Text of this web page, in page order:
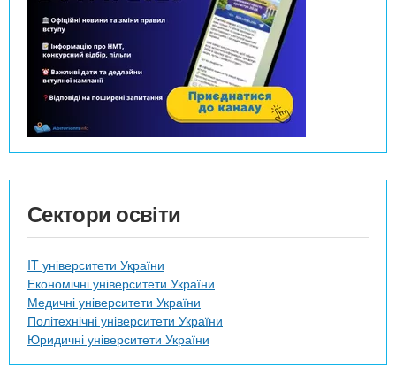
Сектори освіти
IT університети України
Економічні університети України
Медичні університети України
Політехнічні університети України
Юридичні університети України